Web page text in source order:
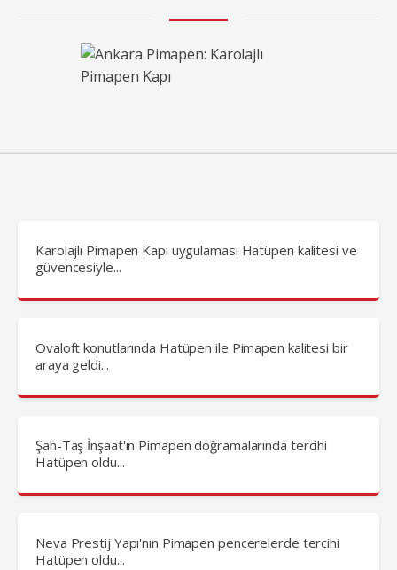
Karolajlı Pimapen Kapı uygulaması Hatüpen kalitesi ve
güvencesiyle...
Ovaloft konutlarında Hatüpen ile Pimapen kalitesi bir
araya geldi...
Şah-Taş İnşaat'ın Pimapen doğramalarında tercihi
Hatüpen oldu...
Neva Prestij Yapı'nın Pimapen pencerelerde tercihi
Hatüpen oldu...